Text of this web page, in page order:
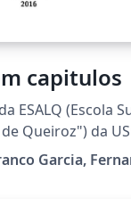
capitulos
ESALQ (Escola
Queiroz") da
Paulo). Esse
escrita em
seção de
Garcia,